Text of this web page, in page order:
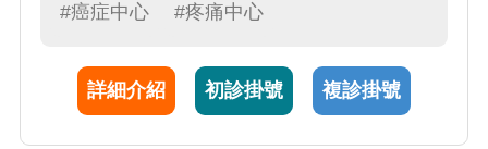
移植照護系統，致力於為病人提供高品質的醫
#癌症中心 #疼痛中心
詳細介紹 初診掛號 複診掛號